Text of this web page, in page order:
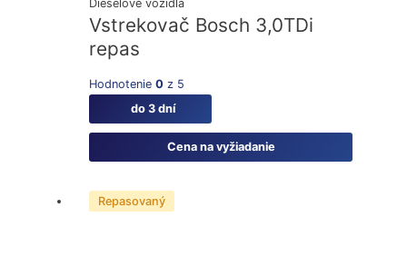
Dieselové vozidlá
Vstrekovač Bosch 3,0TDi
repas
Hodnotenie0 z 5
do 3 dní
Cena na vyžiadanie
Repasovaný